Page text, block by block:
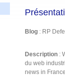
Blog : RP
Description :
du web
news in